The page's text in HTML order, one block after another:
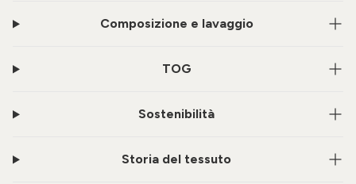
Composizione e lavaggio
TOG
Sostenibilità
Storia del tessuto